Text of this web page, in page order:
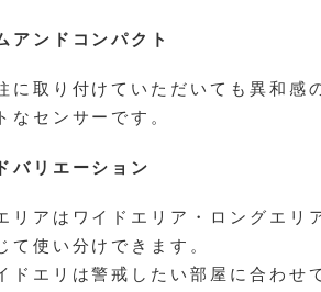
アンドコンパクト
に取り付けていただいても異和感
なセンサーです。
バリエーション
リアはワイドエリア・ロングエリ
て使い分けできます。
ドエリは警戒したい部屋に合わせ